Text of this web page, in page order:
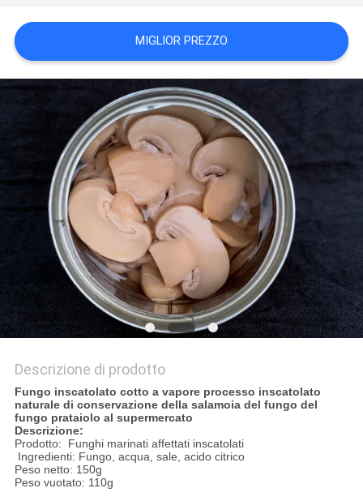
PRIVACY
POLICY
MIGLIOR PREZZO
Descrizione di prodotto
Fungo inscatolato cotto a vapore processo inscatolato
naturale di conservazione della salamoia del fungo del
fungo prataiolo al supermercato
Descrizione:
Prodotto: Funghi marinati affettati inscatolati
Ingredienti: Fungo, acqua, sale, acido citrico
Peso netto: 150g
Peso vuotato: 110g